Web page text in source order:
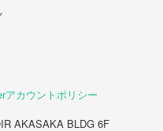
アカウントポリシー
AKASAKA BLDG 6F